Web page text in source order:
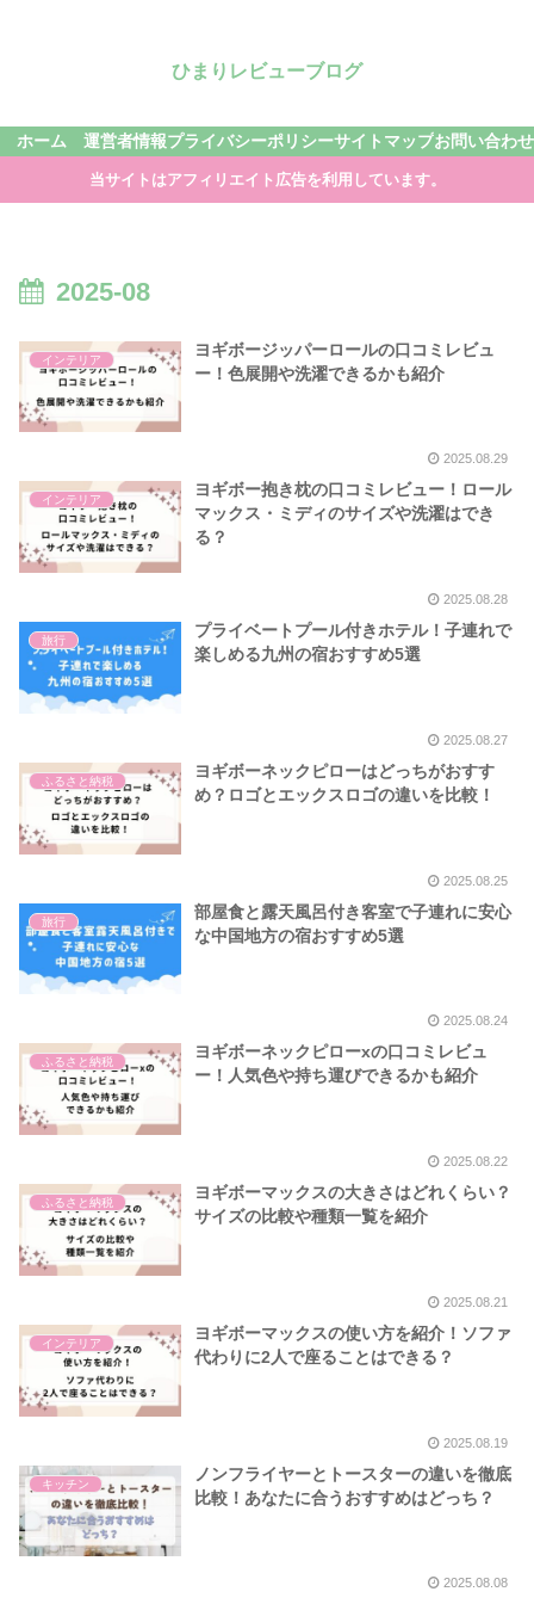
ひまりレビューブログ
ホーム 運営者情報プライバシーポリシーサイトマップお問い合わせ
当サイトはアフィリエイト広告を利用しています。
2025-08
インテリア
ヨギボージッパーロールの口コミレビュ
ー！色展開や洗濯できるかも紹介
2025.08.29
インテリア
ヨギボー抱き枕の口コミレビュー！ロール
マックス・ミディのサイズや洗濯はでき
る？
2025.08.28
旅行
プライベートプール付きホテル！子連れで
楽しめる九州の宿おすすめ5選
2025.08.27
ふるさと納税
ヨギボーネックピローはどっちがおすす
め？ロゴとエックスロゴの違いを比較！
2025.08.25
旅行
部屋食と露天風呂付き客室で子連れに安心
な中国地方の宿おすすめ5選
2025.08.24
ふるさと納税
ヨギボーネックピローxの口コミレビュ
ー！人気色や持ち運びできるかも紹介
2025.08.22
ふるさと納税
ヨギボーマックスの大きさはどれくらい？
サイズの比較や種類一覧を紹介
2025.08.21
インテリア
ヨギボーマックスの使い方を紹介！ソファ
代わりに2人で座ることはできる？
2025.08.19
キッチン
ノンフライヤーとトースターの違いを徹底
比較！あなたに合うおすすめはどっち？
2025.08.08